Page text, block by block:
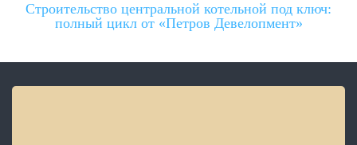
Строительство центральной котельной под ключ:
полный цикл от «Петров Девелопмент»